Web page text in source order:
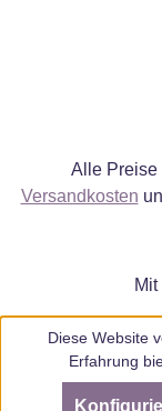
Alle Preise
Versandkosten
Mit
Diese Website
Erfahrung